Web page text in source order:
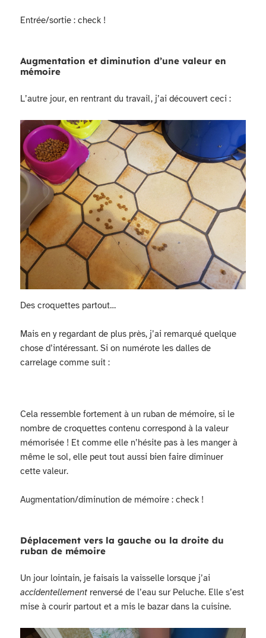
Entrée/sortie : check !
Augmentation et diminution d’une valeur en
mémoire
L’autre jour, en rentrant du travail, j’ai découvert ceci :
Des croquettes partout…
Mais en y regardant de plus près, j’ai remarqué quelque
chose d’intéressant. Si on numérote les dalles de
carrelage comme suit :
Cela ressemble fortement à un ruban de mémoire, si le
nombre de croquettes contenu correspond à la valeur
mémorisée ! Et comme elle n’hésite pas à les manger à
même le sol, elle peut tout aussi bien faire diminuer
cette valeur.
Augmentation/diminution de mémoire : check !
Déplacement vers la gauche ou la droite du
ruban de mémoire
Un jour lointain, je faisais la vaisselle lorsque j’ai
accidentellement renversé de l’eau sur Peluche. Elle s’est
mise à courir partout et a mis le bazar dans la cuisine.